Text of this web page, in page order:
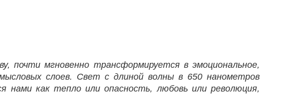
почти мгновенно трансформируется в эмоциональное,
слоев. Свет с длиной волны в 650 нанометров
нами как тепло или опасность, любовь или революция,